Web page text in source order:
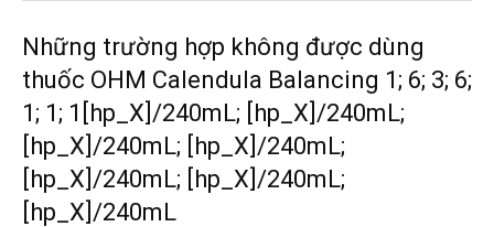
Những trường hợp không được dùng
thuốc OHM Calendula Balancing 1; 6; 3; 6;
1; 1; 1[hp_X]/240mL; [hp_X]/240mL;
[hp_X]/240mL; [hp_X]/240mL;
[hp_X]/240mL; [hp_X]/240mL;
[hp_X]/240mL